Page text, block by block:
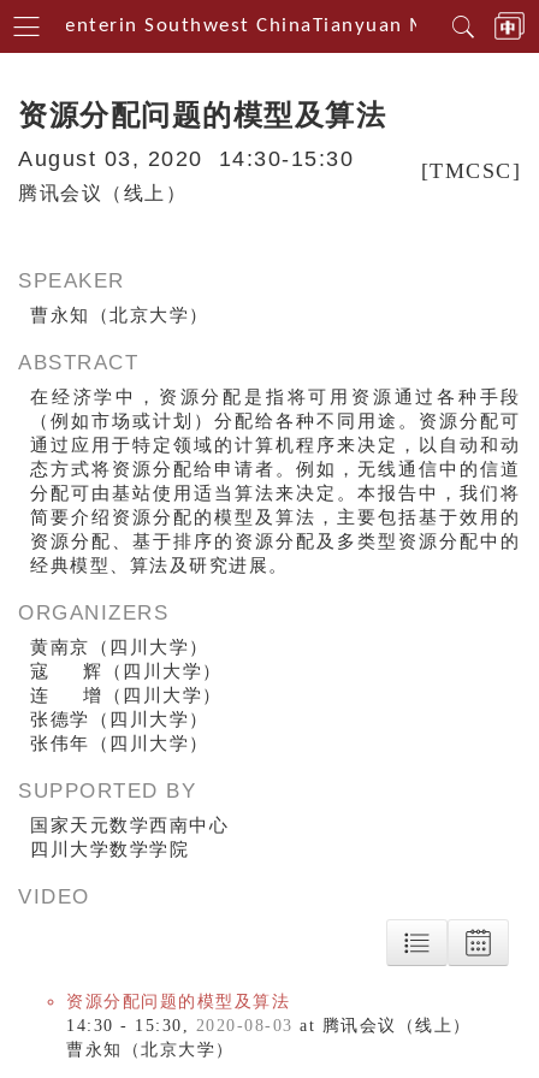
Centerin Southwest ChinaTianyuan
资源分配问题的模型及算法
[TMCSC]
August 03, 2020 14:30-15:30
腾讯会议（线上）
SPEAKER
曹永知（北京大学）
ABSTRACT
在经济学中，资源分配是指将可用资源通过各种手段
（例如市场或计划）分配给各种不同用途。资源分配可
通过应用于特定领域的计算机程序来决定，以自动和动
态方式将资源分配给申请者。例如，无线通信中的信道
分配可由基站使用适当算法来决定。本报告中，我们将
简要介绍资源分配的模型及算法，主要包括基于效用的
资源分配、基于排序的资源分配及多类型资源分配中的
经典模型、算法及研究进展。
ORGANIZERS
黄南京（四川大学）
寇 辉（四川大学）
连 增（四川大学）
张德学（四川大学）
张伟年（四川大学）
SUPPORTED BY
国家天元数学西南中心
四川大学数学学院
VIDEO
资源分配问题的模型及算法
14:30 - 15:30, 2020-08-03 at 腾讯会议（线上）
曹永知（北京大学）